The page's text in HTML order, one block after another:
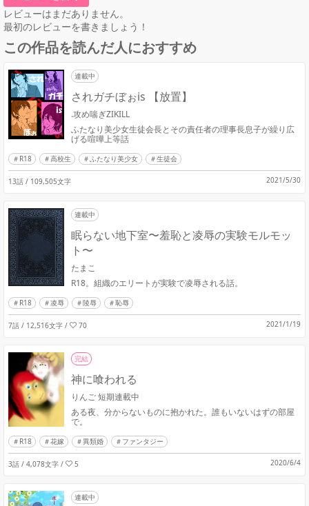
レビューはまだありません。
最初のレビューを書きましょう！
この作品を読んだ人におすすめ
連載中
されガチぼぉis 【放置】
.攻め喘ぎZIKILL
ふたなり美少女生徒会長とその責任者の理事長息子が繰り広
げる喧嘩上等話
R18 高校生 ふたなり美少女 生徒会
13話 / 109,505文字 2021/5/30
連載中
眠らない地下室〜羞恥と凌辱の実験モルモッ
ト〜
たまこ
R18。組織のエリートが実験で凌辱される話。
R18 凌辱 陵辱 恥辱
7話 / 12,516文字 / 70 2021/1/19
完結
神に喰われる
りんご 短期連載中
ある夜、分からないものに抱かれた。誰もいないはずの部屋
で。
R18 花嫁 異類婚 ファンタジー
3話 / 4,078文字 / 5 2020/6/4
連載中